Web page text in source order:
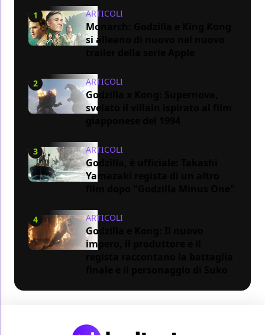
1 ARTICOLI
Monarch: Godzilla e King Kong
si alleano di nuovo nel nuovo
2 ARTICOLI
Godzilla x Kong: Supernova,
svelato il villain ispirato al film
3 ARTICOLI
Godzilla, è ufficiale: Takashi
Yamazaki regista di un altro
4 ARTICOLI
Godzilla e Kong: Il nuovo
impero, il produttore e il